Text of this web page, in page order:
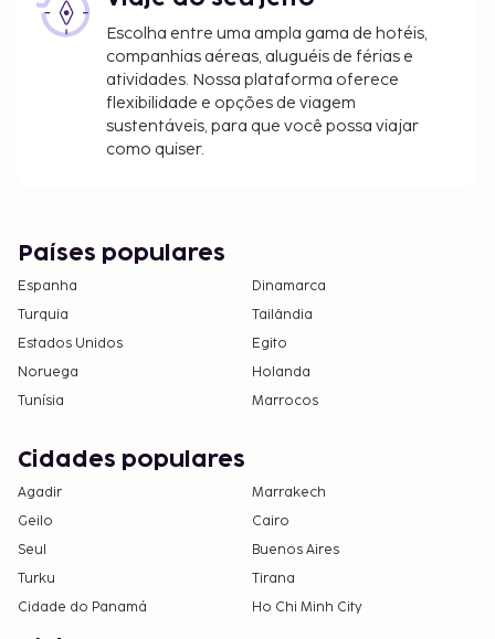
Escolha entre uma ampla gama de hotéis,
companhias aéreas, aluguéis de férias e
atividades. Nossa plataforma oferece
flexibilidade e opções de viagem
sustentáveis, para que você possa viajar
como quiser.
Países populares
Espanha
Dinamarca
Turquia
Tailândia
Estados Unidos
Egito
Noruega
Holanda
Tunísia
Marrocos
Cidades populares
Agadir
Marrakech
Geilo
Cairo
Seul
Buenos Aires
Turku
Tirana
Cidade do Panamá
Ho Chi Minh City